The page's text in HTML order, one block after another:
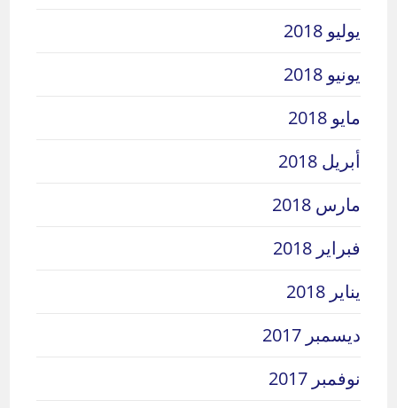
يوليو 2018
يونيو 2018
مايو 2018
أبريل 2018
مارس 2018
فبراير 2018
يناير 2018
ديسمبر 2017
نوفمبر 2017